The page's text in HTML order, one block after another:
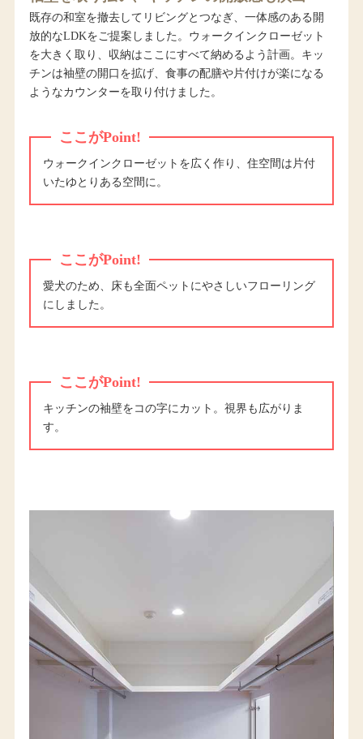
既存の和室を撤去してリビングとつなぎ、一体感のある開
放的なLDKをご提案しました。ウォークインクローゼット
を大きく取り、収納はここにすべて納めるよう計画。キッ
チンは袖壁の開口を拡げ、食事の配膳や片付けが楽になる
ようなカウンターを取り付けました。
ここがPoint!
ウォークインクローゼットを広く作り、住空間は片付
いたゆとりある空間に。
ここがPoint!
愛犬のため、床も全面ペットにやさしいフローリング
にしました。
ここがPoint!
キッチンの袖壁をコの字にカット。視界も広がりま
す。